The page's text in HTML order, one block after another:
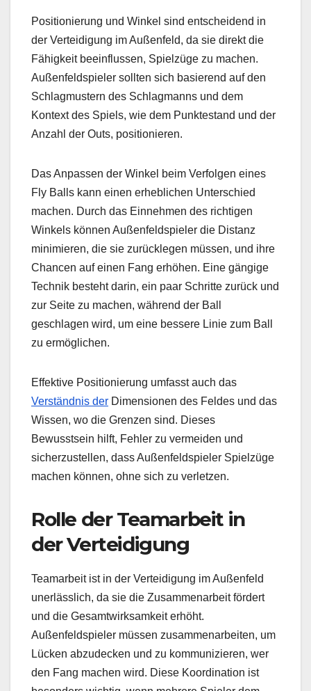
Positionierung und Winkel sind entscheidend in
der Verteidigung im Außenfeld, da sie direkt die
Fähigkeit beeinflussen, Spielzüge zu machen.
Außenfeldspieler sollten sich basierend auf den
Schlagmustern des Schlagmanns und dem
Kontext des Spiels, wie dem Punktestand und der
Anzahl der Outs, positionieren.
Das Anpassen der Winkel beim Verfolgen eines
Fly Balls kann einen erheblichen Unterschied
machen. Durch das Einnehmen des richtigen
Winkels können Außenfeldspieler die Distanz
minimieren, die sie zurücklegen müssen, und ihre
Chancen auf einen Fang erhöhen. Eine gängige
Technik besteht darin, ein paar Schritte zurück und
zur Seite zu machen, während der Ball
geschlagen wird, um eine bessere Linie zum Ball
zu ermöglichen.
Effektive Positionierung umfasst auch das
Verständnis der Dimensionen des Feldes und das
Wissen, wo die Grenzen sind. Dieses
Bewusstsein hilft, Fehler zu vermeiden und
sicherzustellen, dass Außenfeldspieler Spielzüge
machen können, ohne sich zu verletzen.
Rolle der Teamarbeit in
der Verteidigung
Teamarbeit ist in der Verteidigung im Außenfeld
unerlässlich, da sie die Zusammenarbeit fördert
und die Gesamtwirksamkeit erhöht.
Außenfeldspieler müssen zusammenarbeiten, um
Lücken abzudecken und zu kommunizieren, wer
den Fang machen wird. Diese Koordination ist